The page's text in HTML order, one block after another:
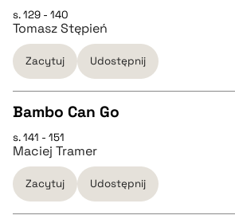
pobierz cytat
BIBTEX
s. 129 - 140
Tomasz Stępień
Zacytuj Udostępnij
CZYSTY TEKST
pobierz cytat
Bambo Can Go
s. 141 - 151
Maciej Tramer
Zacytuj Udostępnij